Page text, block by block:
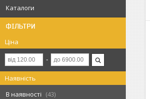
Каталоги
ФІЛЬТРИ
Ціна
Наявність
В наявності
43